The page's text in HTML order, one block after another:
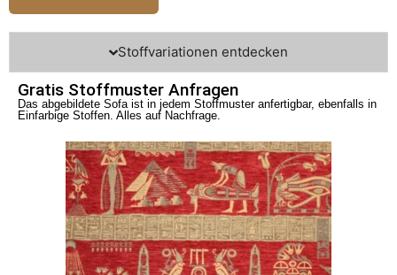
Stoffvariationen entdecken
Gratis Stoffmuster Anfragen
Das abgebildete Sofa ist in jedem Stoffmuster anfertigbar, ebenfalls in
Einfarbige Stoffen. Alles auf Nachfrage.